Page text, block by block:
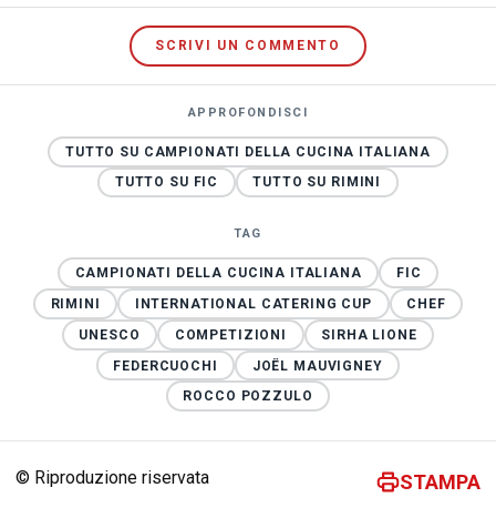
SCRIVI UN COMMENTO
APPROFONDISCI
TUTTO SU CAMPIONATI DELLA CUCINA ITALIANA
TUTTO SU FIC
TUTTO SU RIMINI
TAG
CAMPIONATI DELLA CUCINA ITALIANA
FIC
RIMINI
INTERNATIONAL CATERING CUP
CHEF
UNESCO
COMPETIZIONI
SIRHA LIONE
FEDERCUOCHI
JOËL MAUVIGNEY
ROCCO POZZULO
© Riproduzione riservata STAMPA